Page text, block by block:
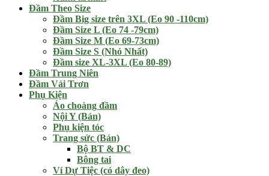
Đầm Theo Size
Đầm Big size trên 3XL (Eo 90 -110cm)
Đầm Size L (Eo 74 -79cm)
Đầm Size M (Eo 69-73cm)
Đầm Size S (Nhỏ Nhất)
Đầm size XL-3XL (Eo 80-89)
Đầm Trung Niên
Đầm Vải Trơn
Phụ Kiện
Áo choàng đầm
Nội Y (Bán)
Phụ kiện tóc
Trang sức (Bán)
Bộ BT & DC
Bông tai
Ví Dự Tiệc (có dây đeo)